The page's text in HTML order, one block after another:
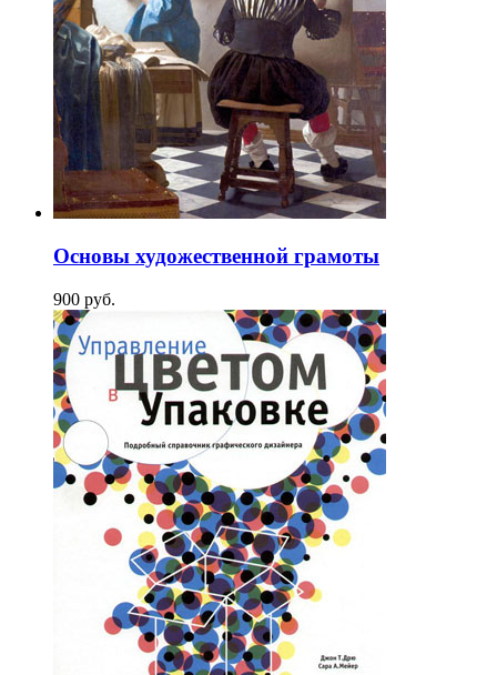
Основы художественной грамоты
900 pуб.